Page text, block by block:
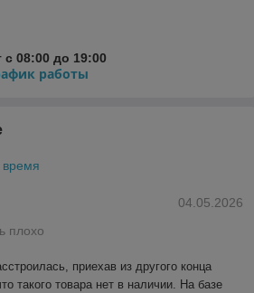
с 08:00 до 19:00
работы
время
04.05.2026
плохо
приехав из другого конца
такого товара нет в наличии. На базе